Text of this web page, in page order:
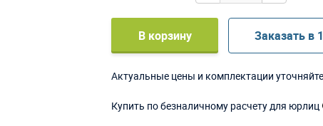
В корзину Заказать в
Актуальные цены и комплектации
Купить по безналичному расчету для юрлиц